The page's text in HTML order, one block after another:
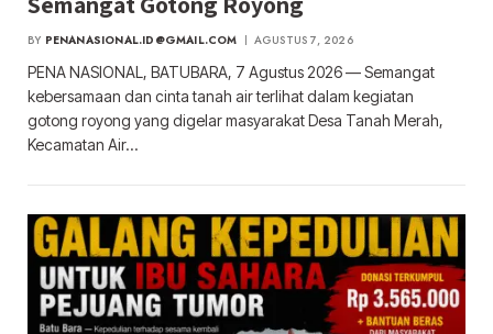
BY PENANASIONAL.ID@GMAIL.COM AGUSTUS 7, 2026
PENA NASIONAL, BATUBARA, 7 Agustus 2026 — Semangat
kebersamaan dan cinta tanah air terlihat dalam kegiatan
gotong royong yang digelar masyarakat Desa Tanah Merah,
Kecamatan Air…